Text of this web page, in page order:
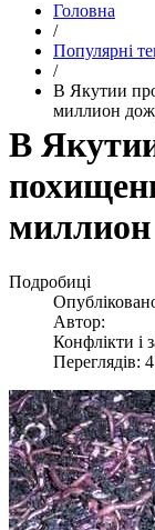
Головна
/
Популярні
/
В Якутии
миллион
В
миллион
Подробиці
Автор:
Конфлікти і
Переглядів: